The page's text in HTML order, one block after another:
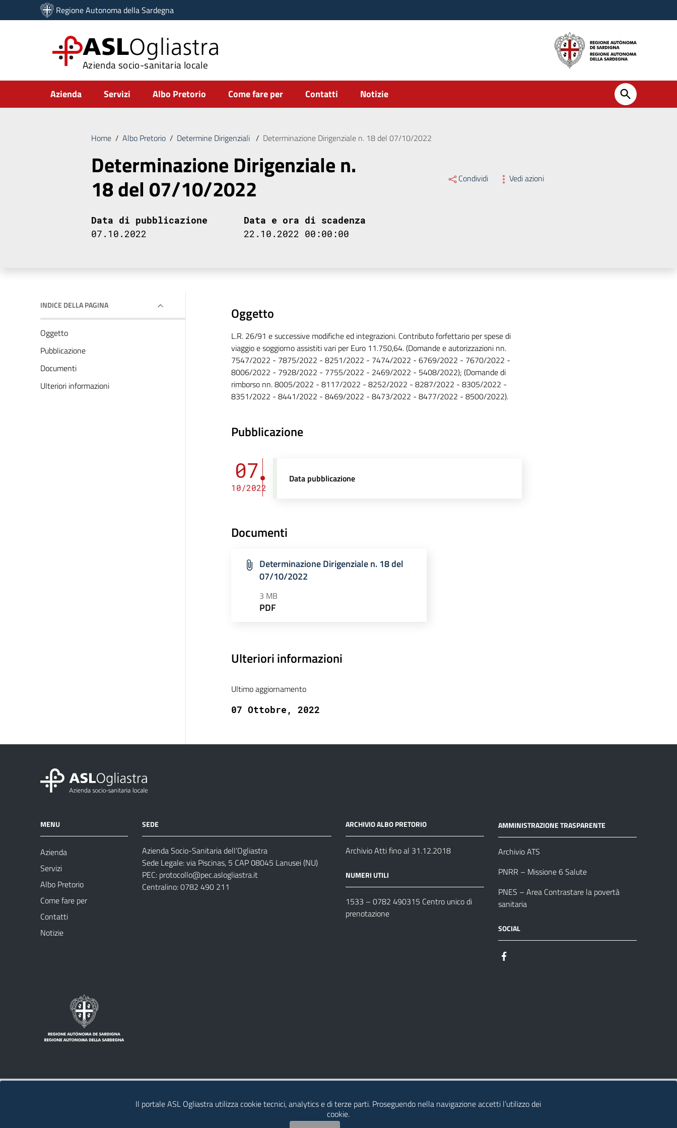
Vai ai contenuti
Vai al menu di navigazione
Regione Autonoma della Sardegna
ASLOgliastra
Azienda socio-sanitaria locale
Submenu
Azienda Servizi Albo Pretorio Come fare per Contatti Notizie
Home / Albo Pretorio / Determine Dirigenziali / Determinazione Dirigenziale n. 18 del 07/10/2022
Determinazione Dirigenziale n.
18 del 07/10/2022 Condividi Vedi azioni
Data di pubblicazione
07.10.2022
Data e ora di scadenza
22.10.2022 00:00:00
INDICE DELLA PAGINA
Oggetto
Pubblicazione
Documenti
Ulteriori informazioni
Oggetto
L.R. 26/91 e successive modifiche ed integrazioni. Contributo forfettario per spese di
viaggio e soggiorno assistiti vari per Euro 11.750,64. (Domande e autorizzazioni nn.
7547/2022 - 7875/2022 - 8251/2022 - 7474/2022 - 6769/2022 - 7670/2022 -
8006/2022 - 7928/2022 - 7755/2022 - 2469/2022 - 5408/2022); (Domande di
rimborso nn. 8005/2022 - 8117/2022 - 8252/2022 - 8287/2022 - 8305/2022 -
8351/2022 - 8441/2022 - 8469/2022 - 8473/2022 - 8477/2022 - 8500/2022).
Pubblicazione
07
10/2022
Data pubblicazione
Documenti
Determinazione Dirigenziale n. 18 del
07/10/2022
3 MB
PDF
Ulteriori informazioni
Ultimo aggiornamento
07 Ottobre, 2022
MENU
Azienda
Servizi
Albo Pretorio
Come fare per
Contatti
Notizie
SEDE
Azienda Socio-Sanitaria dell’Ogliastra
Sede Legale: via Piscinas, 5 CAP 08045 Lanusei (NU)
PEC: protocollo@pec.aslogliastra.it
Centralino: 0782 490 211
ARCHIVIO ALBO PRETORIO
Archivio Atti fino al 31.12.2018
NUMERI UTILI
1533 – 0782 490315 Centro unico di
prenotazione
AMMINISTRAZIONE TRASPARENTE
Archivio ATS
PNRR – Missione 6 Salute
PNES – Area Contrastare la povertà
sanitaria
SOCIAL
Il portale ASL Ogliastra utilizza cookie tecnici, analytics e di terze parti. Proseguendo nella navigazione accetti l’utilizzo dei
cookie.